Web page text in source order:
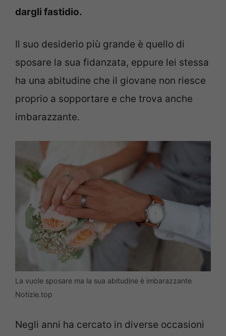
dargli fastidio.
Il suo desiderio più grande è quello di
sposare la sua fidanzata, eppure lei stessa
ha una abitudine che il giovane non riesce
proprio a sopportare e che trova anche
imbarazzante.
La vuole sposare ma la sua abitudine è imbarazzante
Notizie.top
Negli anni ha cercato in diverse occasioni